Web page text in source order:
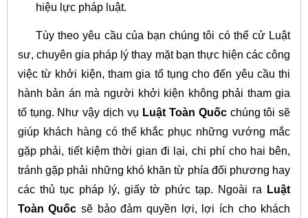
hiệu lực pháp luật.
Tùy theo yêu cầu của bạn chúng tôi có thể cử Luật
sư, chuyên gia pháp lý thay mặt bạn thực hiện các công
việc từ khởi kiện, tham gia tố tụng cho đến yêu cầu thi
hành bản án mà người khởi kiện không phải tham gia
tố tụng. Như vậy dịch vụ Luật Toàn Quốcchúng tôi sẽ
giúp khách hàng có thể khắc phục những vướng mắc
gặp phải, tiết kiệm thời gian đi lại, chi phí cho hai bên,
tránh gặp phải những khó khăn từ phía đối phương hay
các thủ tục pháp lý, giấy tờ phức tạp. Ngoài ra
Luật
Toàn Quốc sẽ bảo đảm quyền lợi, lợi ích cho khách